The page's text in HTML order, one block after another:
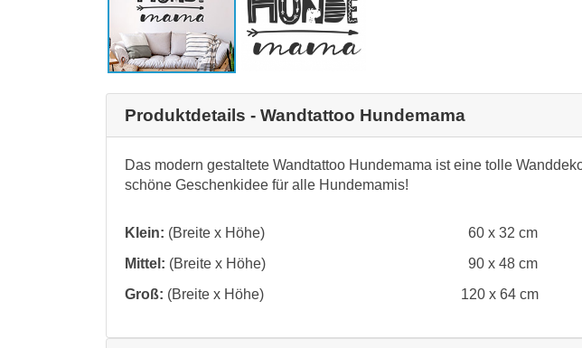
Produktdetails - Wandtattoo Hundemama
Das modern gestaltete Wandtattoo Hundemama ist eine tolle
schöne Geschenkidee für alle Hundemamis!
Klein: (Breite x Höhe)
60 x 32 cm
Mittel: (Breite x Höhe)
90 x 48 cm
Groß: (Breite x Höhe) 120 x 64 cm